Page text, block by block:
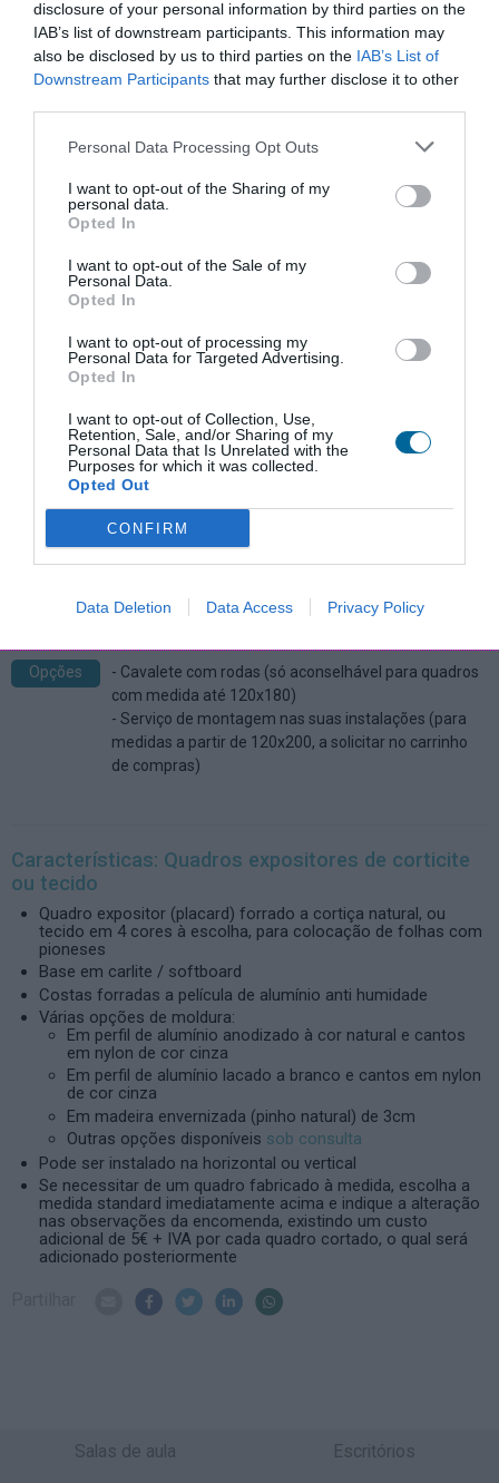
disclosure of your personal information by third parties on the
IAB’s list of downstream participants. This information may
also be disclosed by us to third parties on the IAB’s List of
Downstream Participants that may further disclose it to other
Personal Data Processing Opt Outs
I want to opt-out of the Sharing of my
personal data.
Opted In
I want to opt-out of the Sale of my
Personal Data.
Opted In
I want to opt-out of processing my
Personal Data for Targeted Advertising.
Opted In
I want to opt-out of Collection, Use,
Retention, Sale, and/or Sharing of my
Personal Data that Is Unrelated with the
Purposes for which it was collected.
Opted Out
CONFIRM
Data Deletion Data Access Privacy Policy
utilização opcional em cavalete.
Tamanho Material
Moldura
cinza
lacado branco
lacado preto
moldura pinho natural 3cm
Opcionais
Quadro de Tecido azul com 120x180cm
72,52 €
Medida total, incluindo moldura: 122.5 x 180 cm
89,20 € com IVA. Acrescem custos de entrega que podem ser simulados
clicando em "Comprar" e escolhendo a zona no carrinho de compras.
Opções
- Cavalete com rodas (só aconselhável para quadros
com medida até 120x180)
- Serviço de montagem nas suas instalações (para
medidas a partir de 120x200, a solicitar no carrinho
de compras)
Características: Quadros expositores de corticite
ou tecido
Quadro expositor (placard) forrado a cortiça natural, ou
tecido em 4 cores à escolha, para colocação de folhas com
pioneses
Base em carlite / softboard
Costas forradas a película de alumínio anti humidade
Várias opções de moldura:
Em perfil de alumínio anodizado à cor natural e cantos
em nylon de cor cinza
Em perfil de alumínio lacado a branco e cantos em nylon
de cor cinza
Em madeira envernizada (pinho natural) de 3cm
Outras opções disponíveis sob consulta
Pode ser instalado na horizontal ou vertical
Se necessitar de um quadro fabricado à medida, escolha a
medida standard imediatamente acima e indique a alteração
nas observações da encomenda, existindo um custo
adicional de 5€ + IVA por cada quadro cortado, o qual será
adicionado posteriormente
Salas de aula Escritórios